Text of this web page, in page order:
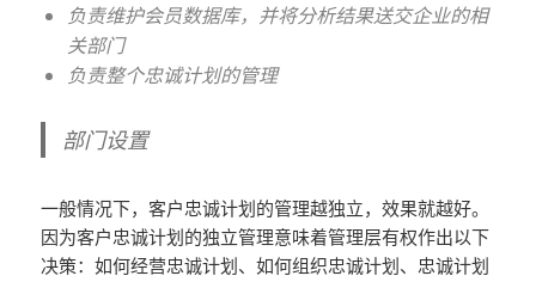
负责维护会员数据库，并将分析结果送交企业的相
关部门
负责整个忠诚计划的管理
部门设置
一般情况下，客户忠诚计划的管理越独立，效果就越好。
因为客户忠诚计划的独立管理意味着管理层有权作出以下
决策：如何经营忠诚计划、如何组织忠诚计划、忠诚计划